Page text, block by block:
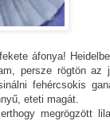
áfonya!
persze rögtön az
fehércsokis
eteti magát.
megrögzött